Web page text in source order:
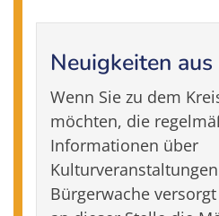
Neuigkeiten
Wenn Sie zu dem
möchten, die
Informationen über
Bürgerwache